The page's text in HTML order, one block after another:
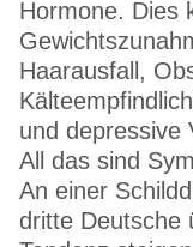
Hormone. Dies
Haarausfall,
und depressive
All das sind
An einer
dritte Deutsche